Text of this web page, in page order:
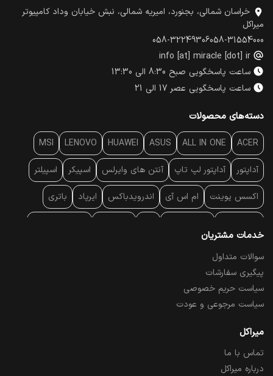
خراسان شمالی، بجنورد، امیریه شمالی، نبش خیابان وداد کامپیوتر
میراکل
058-31554000
058-32249306
info [at] miracle [dot] ir
ساعت پاسخگویی صبح 8:30 الی 13:30
ساعت پاسخگویی عصر 17 الی 21
دسته‌های محصولات
ACER
ALL IN ONE
ASUS
HUAWEI
LENOVO
MSI
آداپتور آداپتور لپ تاپ آنتن‌ های وایرلس اسپیکر اسپیلتر
اکسس پوینت ام اس آی اندرویدباکس ایرپاد باتری
پایه سقفی
پرده نمایش
تبلت و موبایل تجهیزات پسیو شبکه
تلویزیون
درایو نوری
خدمات مشتریان
سوالات متداول
پیگیری سفارشات
سیاست حریم خصوصی
سیاست مرجوعی و عودت
میراکل
تماس با ما
درباره میراکل